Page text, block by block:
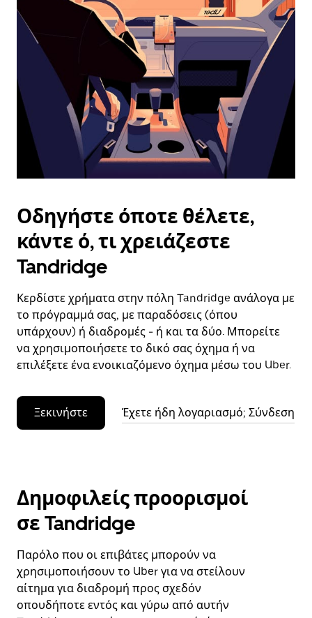
επιλέξετε
μια
ημερομηνία.
Πατήστε
πλήκτρο
escape
για
να
κλείσετε
ημερολόγιο.
Οδηγήστε όποτε θέλετε,
κάντε ό, τι χρειάζεστε
Tandridge
Κερδίστε χρήματα στην πόλη Tandridge ανάλογα με
το πρόγραμμά σας, με παραδόσεις (όπου
υπάρχουν) ή διαδρομές - ή και τα δύο. Μπορείτε
να χρησιμοποιήσετε το δικό σας όχημα ή να
επιλέξετε ένα ενοικιαζόμενο όχημα μέσω του Uber.
Ξεκινήστε Έχετε ήδη λογαριασμό; Σύνδεση
Δημοφιλείς προορισμοί
σε Tandridge
Παρόλο που οι επιβάτες μπορούν να
χρησιμοποιήσουν το Uber για να στείλουν
αίτημα για διαδρομή προς σχεδόν
οπουδήποτε εντός και γύρω από αυτήν